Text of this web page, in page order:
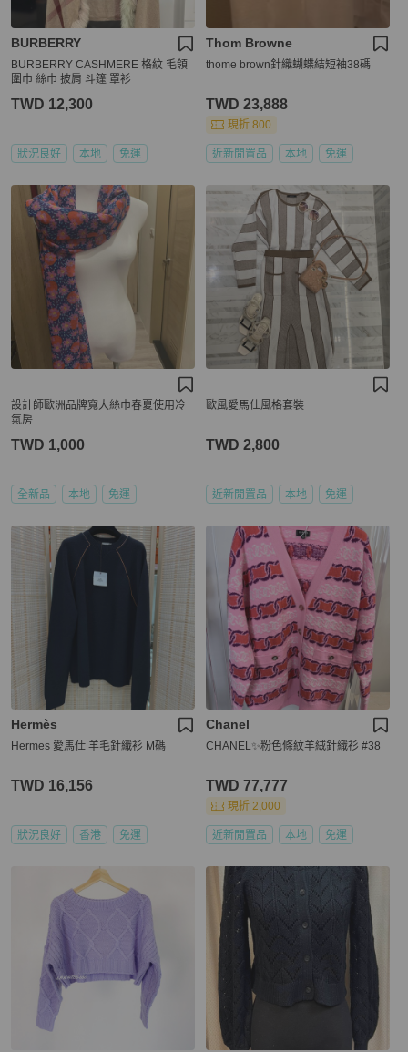
BURBERRY
BURBERRY CASHMERE 格紋 毛領
圍巾 絲巾 披肩 斗篷 罩衫
TWD 12,300
狀況良好 本地 免運
Thom Browne
thome brown針織蝴蝶結短袖38碼
TWD 23,888
現折 800
近新閒置品 本地 免運
設計師歐洲品牌寬大絲巾春夏使用冷
氣房
TWD 1,000
全新品 本地 免運
歐風愛馬仕風格套裝
TWD 2,800
近新閒置品 本地 免運
Hermès
Hermes 愛馬仕 羊毛針織衫 M碼
TWD 16,156
狀況良好 香港 免運
Chanel
CHANEL✨粉色條紋羊絨針織衫 #38
TWD 77,777
現折 2,000
近新閒置品 本地 免運